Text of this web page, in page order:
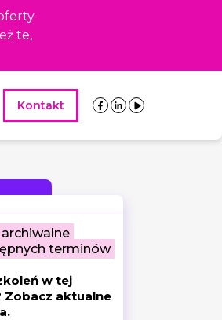
te,
Kontakt
terminów
w tej
Zobacz aktualne